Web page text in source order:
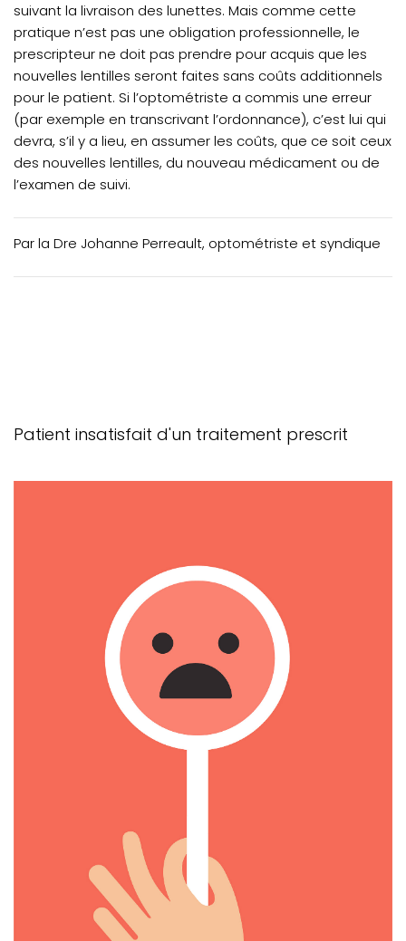
suivant la livraison des lunettes. Mais comme cette
pratique n’est pas une obligation professionnelle, le
prescripteur ne doit pas prendre pour acquis que les
nouvelles lentilles seront faites sans coûts additionnels
pour le patient. Si l’optométriste a commis une erreur
(par exemple en transcrivant l’ordonnance), c’est lui qui
devra, s’il y a lieu, en assumer les coûts, que ce soit ceux
des nouvelles lentilles, du nouveau médicament ou de
l’examen de suivi.
Par la Dre Johanne Perreault, optométriste et syndique
Patient insatisfait d'un traitement prescrit